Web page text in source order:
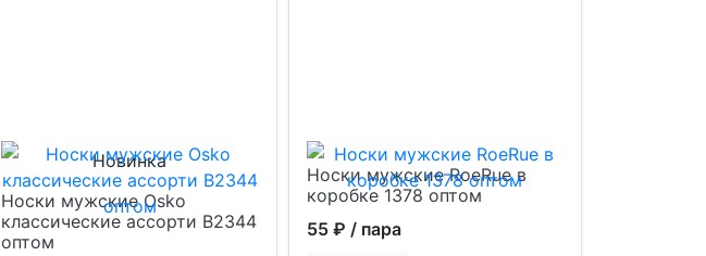
Новинка
Носки мужские Osko
классические ассорти В2344
оптом
Носки мужские RoeRue в
коробке 1378 оптом
55 ₽ / пара